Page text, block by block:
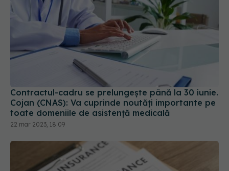
Contractul-cadru se prelungește până la 30 iunie.
Cojan (CNAS): Va cuprinde noutăți importante pe
toate domeniile de asistenţă medicală
22 mar 2023, 18:09